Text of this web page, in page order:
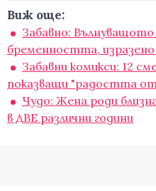
Виж още:
Забавно:
бременността,
Забавни комикси: 12
показващи "радостта
Чудо: Жена роди
в ДВЕ различни години